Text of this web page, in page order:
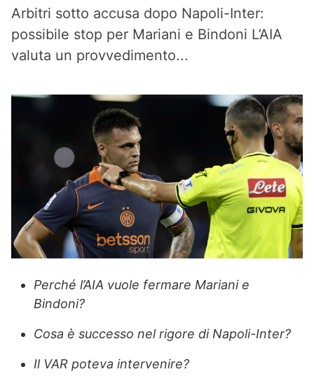
Arbitri sotto accusa dopo Napoli-Inter:
possibile stop per Mariani e Bindoni L’AIA
valuta un provvedimento...
Perché l’AIA vuole fermare Mariani e
Bindoni?
Cosa è successo nel rigore di Napoli-Inter?
Il VAR poteva intervenire?